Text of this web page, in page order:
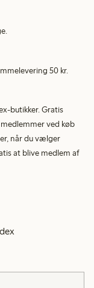
50 kr.
butikker. Gratis
ved køb
når du vælger
at blive medlem af